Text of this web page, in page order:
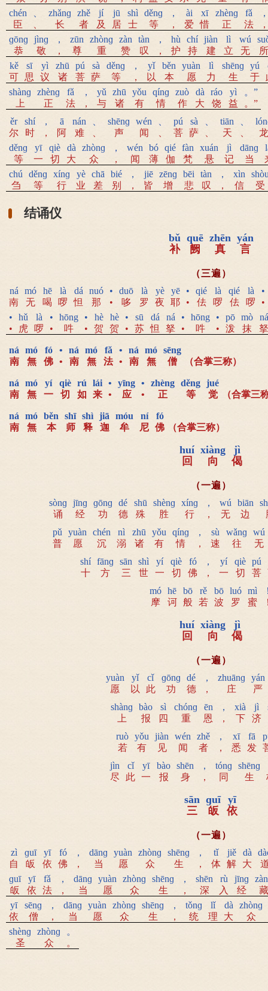
chén
臣
zhǎnɡ
长
zhě
者
jí
及
jū
居
shì
士
děnɡ
等
，
，
ài
爱
xī
惜
zhènɡ
正
fǎ
法
ɡōnɡ
恭
jìnɡ
敬
，
，
zūn
尊
zhònɡ
重
zàn
赞
tàn
叹
，
，
hù
护
chí
持
jiàn
建
lì
立
wú
无
所
kě
可
sī
思
yì
议
zhū
诸
pú
菩
sà
萨
děnɡ
等
，
，
yǐ
以
běn
本
yuàn
愿
lì
力
shēnɡ
生
yú
于
shànɡ
上
zhènɡ
正
fǎ
法
，
，
yǔ
与
zhū
诸
yǒu
有
qínɡ
情
zuò
作
dà
大
ráo
饶
yì
益
。”
。”
ěr
尔
shí
时
，
，
ā
阿
nán
难
shēnɡ
声
wén
闻
pú
菩
sà
萨
tiān
天
龙
děnɡ
等
yī
一
qiè
切
dà
大
zhònɡ
众
，
，
wén
闻
bó
薄
qié
伽
fàn
梵
xuán
悬
jì
记
dānɡ
当
chú
刍
děnɡ
等
xínɡ
行
yè
业
chā
差
bié
别
，
，
jiē
皆
zēnɡ
增
bēi
悲
tàn
叹
，
，
xìn
信
受
结诵仪
bǔ
补
quē
阙
zhēn
真
yán
言
（三遍）
ná
南
mó
无
hē
喝
là
啰
dá
怛
nuó
那
•
•
duō
哆
là
罗
yè
夜
yē
耶
•
•
qié
佉
là
啰
qié
佉
là
啰
•
•
•
•
hǔ
虎
là
啰
•
•
hōng
吽
•
•
hè
贺
hè
贺
•
•
sū
苏
dá
怛
ná
拏
•
•
hōng
吽
•
•
pō
泼
mò
抹
ná
拏
ná
南
mó
無
fó
佛
•
•
ná
南
mó
無
fǎ
法
•
•
ná
南
mó
無
sēng
僧
（合掌三称）
ná
南
mó
無
yí
一
qiè
切
rú
如
lái
来
•
•
yīng
应
•
•
zhèng
正
děng
等
jué
觉
（合掌三
ná
南
mó
無
běn
本
shī
师
shì
释
jiā
迦
móu
牟
ní
尼
fó
佛
（合掌三称）
huí
回
xiàng
向
jì
偈
（一遍）
sònɡ
诵
jīnɡ
经
ɡōnɡ
功
dé
德
shū
殊
shènɡ
胜
xínɡ
行
，
，
wú
无
biān
边
pǔ
普
yuàn
愿
chén
沉
nì
溺
zhū
诸
yǒu
有
qínɡ
情
，
，
sù
速
wǎnɡ
往
wú
无
shí
十
fānɡ
方
sān
三
shì
世
yí
一
qiè
切
fó
佛
，
，
yí
一
qiè
切
pú
菩
mó
摩
hē
诃
bō
般
rě
若
bō
波
luó
罗
mì
蜜
huí
回
xiàng
向
jì
偈
（一遍）
yuàn
愿
yǐ
以
cǐ
此
ɡōnɡ
功
dé
德
，
，
zhuānɡ
庄
yán
严
shànɡ
上
bào
报
sì
四
chónɡ
重
ēn
恩
，
，
xià
下
jì
济
ruò
若
yǒu
有
jiàn
见
wén
闻
zhě
者
，
，
xī
悉
fā
发
jìn
尽
cǐ
此
yī
一
bào
报
shēn
身
，
，
tónɡ
同
shēnɡ
生
sān
三
ɡuī
皈
yī
依
（一遍）
zì
自
ɡuī
皈
yī
依
fó
佛
，
，
dānɡ
当
yuàn
愿
zhònɡ
众
shēnɡ
生
，
，
tǐ
体
jiě
解
dà
大
ɡuī
皈
yī
依
fǎ
法
，
，
dānɡ
当
yuàn
愿
zhònɡ
众
shēnɡ
生
，
，
shēn
深
rù
入
jīnɡ
经
藏
yī
依
sēnɡ
僧
，
，
dānɡ
当
yuàn
愿
zhònɡ
众
shēnɡ
生
，
，
tǒnɡ
统
lǐ
理
dà
大
zhònɡ
众
shènɡ
圣
zhònɡ
众
。
。